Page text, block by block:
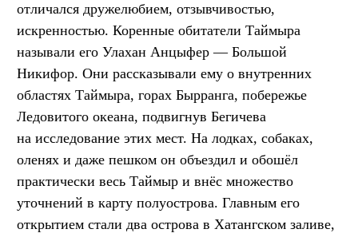
отличался дружелюбием, отзывчивостью,
искренностью. Коренные обитатели Таймыра
называли его Улахан Анцыфер — Большой
Никифор. Они рассказывали ему о внутренних
областях Таймыра, горах Бырранга, побережье
Ледовитого океана, подвигнув Бегичева
на исследование этих мест. На лодках, собаках,
оленях и даже пешком он объездил и обошёл
практически весь Таймыр и внёс множество
уточнений в карту полуострова. Главным его
открытием стали два острова в Хатангском заливе,